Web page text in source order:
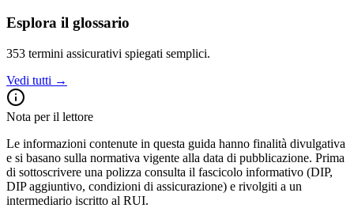
Esplora il glossario
353 termini assicurativi spiegati semplici.
Vedi tutti →
Nota per il lettore
Le informazioni contenute in questa guida hanno finalità divulgativa
e si basano sulla normativa vigente alla data di pubblicazione. Prima
di sottoscrivere una polizza consulta il fascicolo informativo (DIP,
DIP aggiuntivo, condizioni di assicurazione) e rivolgiti a un
intermediario iscritto al RUI.